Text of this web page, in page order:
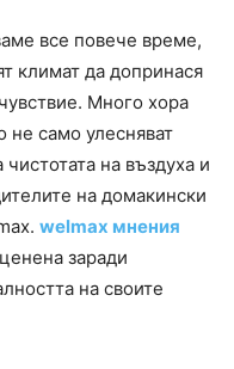
все повече време,
климат да допринася
Много хора
не само улесняват
на въздуха и
на домакински
welmax мнения
заради
на своите